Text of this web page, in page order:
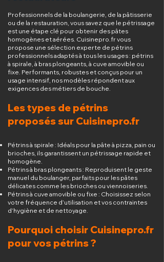
Professionnels de la boulangerie, de la pâtisserie
ou de la restauration, vous savez que le pétrissage
est une étape clé pour obtenir des pâtes
homogènes et aérées. Cuisinepro.fr vous
propose une sélection experte de pétrins
professionnels adaptés à tous les usages : pétrins
à spirale, à bras plongeants, à cuve amovible ou
fixe. Performants, robustes et conçus pour un
usage intensif, nos modèles répondent aux
exigences des métiers de bouche.
Les types de pétrins
proposés sur Cuisinepro.fr
Pétrins à spirale : Idéals pour la pâte à pizza, pain ou
brioches, ils garantissent un pétrissage rapide et
homogène.
Pétrins à bras plongeants : Reproduisent le geste
manuel du boulanger, parfaits pour les pâtes
délicates comme les brioches ou viennoiseries.
Pétrins à cuve amovible ou fixe : Choisissez selon
votre fréquence d’utilisation et vos contraintes
d’hygiène et de nettoyage.
Pourquoi choisir Cuisinepro.fr
pour vos pétrins ?